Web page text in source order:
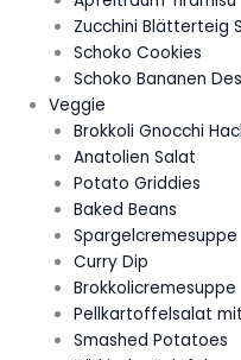
Zucchini Blätterteig
Schoko Cookies
Schoko Bananen
Veggie
Brokkoli Gnocchi
Anatolien Salat
Potato Griddies
Baked Beans
Spargelcremesuppe
Curry Dip
Brokkolicremesuppe
Pellkartoffelsalat
Smashed Potatoes